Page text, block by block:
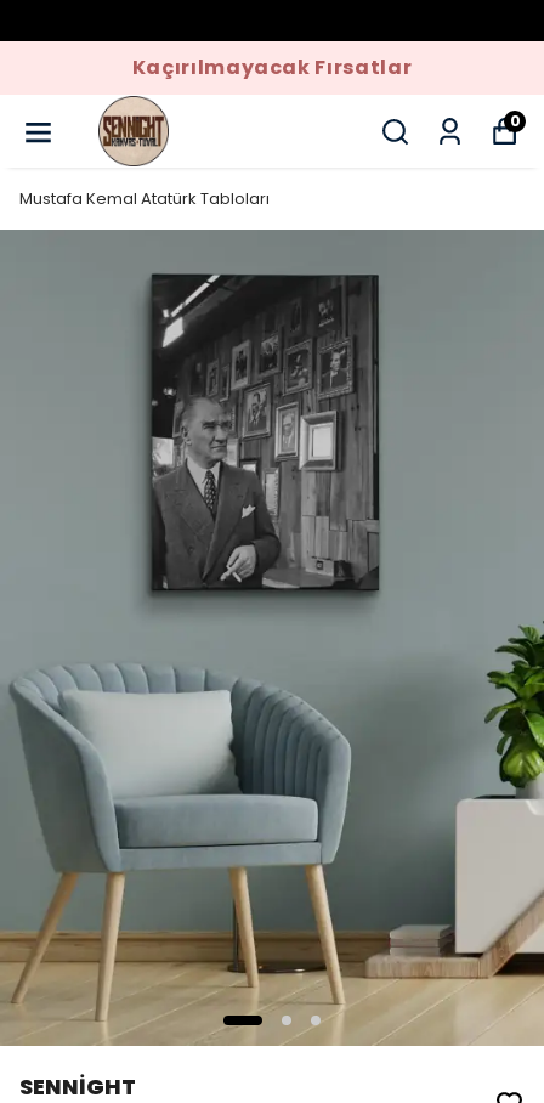
Kaçırılmayacak Fırsatlar
0
Mustafa Kemal Atatürk Tabloları
SENNİGHT